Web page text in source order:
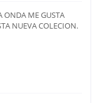
ONDA ME GUSTA
NUEVA COLECION.